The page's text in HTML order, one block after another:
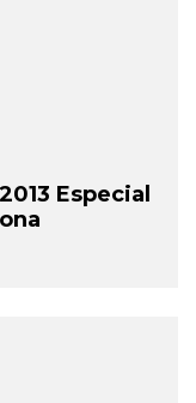
Especial